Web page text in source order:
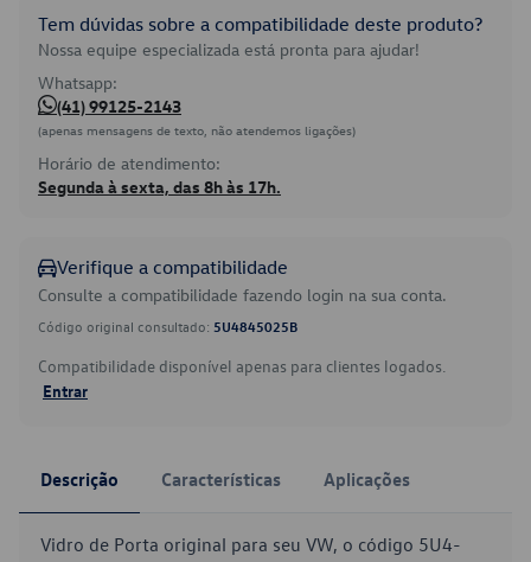
Tem dúvidas sobre a compatibilidade deste produto?
Nossa equipe especializada está pronta para ajudar!
Whatsapp:
(41) 99125-2143
(apenas mensagens de texto, não atendemos ligações)
Horário de atendimento:
Segunda à sexta, das 8h às 17h.
Verifique a compatibilidade
Consulte a compatibilidade fazendo login na sua conta.
Código original consultado: 5U4845025B
Compatibilidade disponível apenas para clientes logados.
Entrar
Descrição Características Aplicações
Vidro de Porta original para seu VW, o código 5U4-